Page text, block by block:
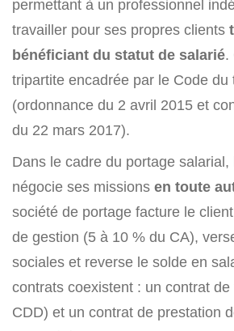
permettant à un professionnel
travailler pour ses propres clients
bénéficiant du statut de salarié.
tripartite encadrée par le Code du
(ordonnance du 2 avril 2015 et
du 22 mars 2017).
Dans le cadre du portage
négocie ses missions en toute
société de portage facture le
de gestion (5 à 10 % du CA),
sociales et reverse le solde en
contrats coexistent : un contrat
CDD) et un contrat de prestation